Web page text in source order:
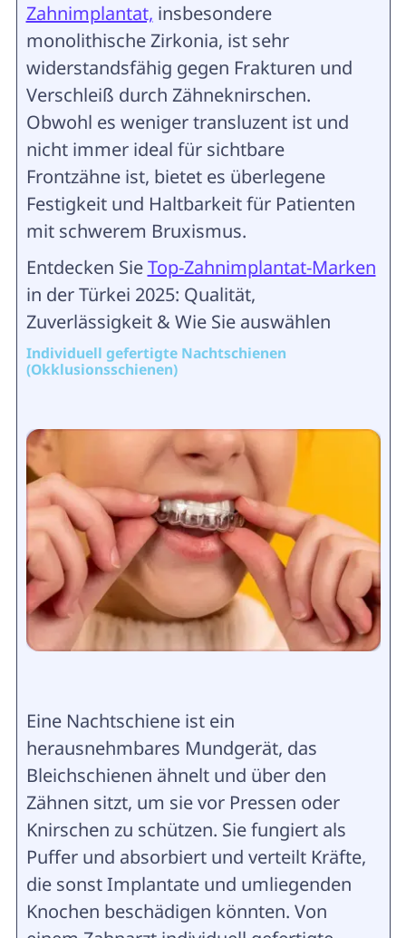
Zahnimplantat, insbesondere
monolithische Zirkonia, ist sehr
widerstandsfähig gegen Frakturen und
Verschleiß durch Zähneknirschen.
Obwohl es weniger transluzent ist und
nicht immer ideal für sichtbare
Frontzähne ist, bietet es überlegene
Festigkeit und Haltbarkeit für Patienten
mit schwerem Bruxismus.
Entdecken SieTop-Zahnimplantat-Marken
in der Türkei 2025: Qualität,
Zuverlässigkeit & Wie Sie auswählen
Individuell gefertigte Nachtschienen
(Okklusionsschienen)
Eine Nachtschiene ist ein
herausnehmbares Mundgerät, das
Bleichschienen ähnelt und über den
Zähnen sitzt, um sie vor Pressen oder
Knirschen zu schützen. Sie fungiert als
Puffer und absorbiert und verteilt Kräfte,
die sonst Implantate und umliegenden
Knochen beschädigen könnten. Von